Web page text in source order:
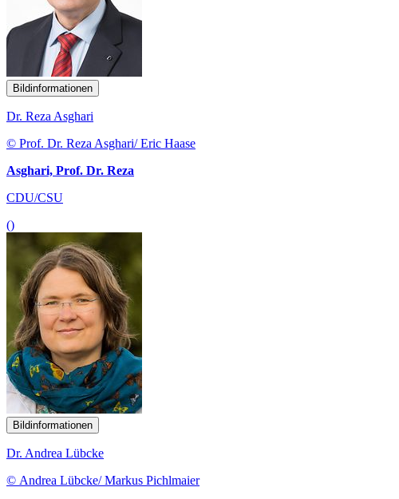
Bildinformationen
Dr. Reza Asghari
© Prof. Dr. Reza Asghari/ Eric Haase
Asghari, Prof. Dr. Reza
CDU/CSU
()
Bildinformationen
Dr. Andrea Lübcke
© Andrea Lübcke/ Markus Pichlmaier